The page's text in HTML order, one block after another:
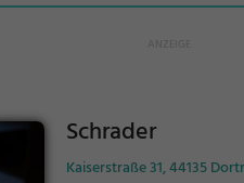
Schrader
Kaiserstraße 31, 44135